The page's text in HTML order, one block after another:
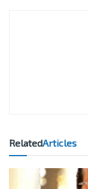
RelatedArticles